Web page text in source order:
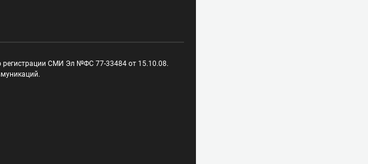
регистрации СМИ Эл №ФС 77-33484 от 15.10.08.